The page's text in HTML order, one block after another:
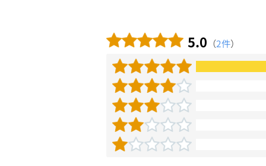
5.0 （2件）